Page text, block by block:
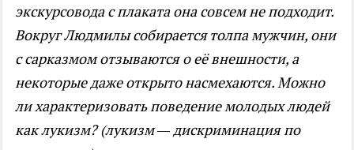
экскурсовода с плаката она совсем не подходит.
Вокруг Людмилы собирается толпа мужчин, они
с сарказмом отзываются о её внешности, а
некоторые даже открыто насмехаются. Можно
ли характеризовать поведение молодых людей
как лукизм? (лукизм — дискриминация по